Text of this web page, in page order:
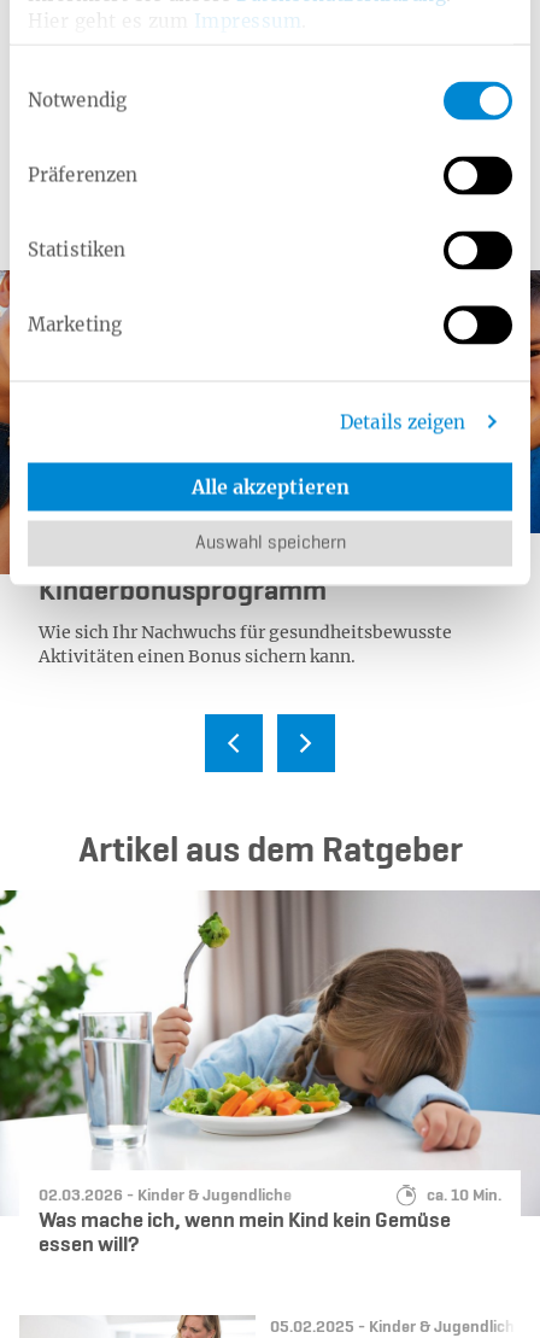
Impressum
Notwendig
Präferenzen
Statistiken
Marketing
Details zeigen
Alle akzeptieren
Auswahl speichern
Stillkurs digital
Kinderbonusprogramm
Wie sich Ihr Nachwuchs für gesundheitsbewusste
Aktivitäten einen Bonus sichern kann.
Ar­ti­kel aus dem Rat­ge­ber
Datum:
02.03.2026 - Kategorie:
Kinder & Jugendliche Lesedauer:
ca. 10 Min.
Was mache ich, wenn mein Kind kein Gemüse
essen will?
Datum:
05.02.2025 - Kategorie:
Kinder & Jugendliche